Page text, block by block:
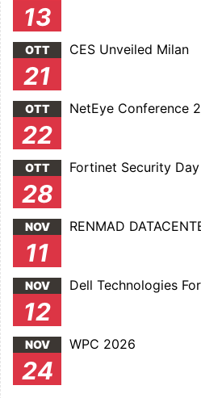
13
OTT
21
CES Unveiled Milan
OTT
22
NetEye Conference
OTT
28
Fortinet Security
NOV
11
RENMAD
NOV
12
Dell Technologies
NOV
24
WPC 2026